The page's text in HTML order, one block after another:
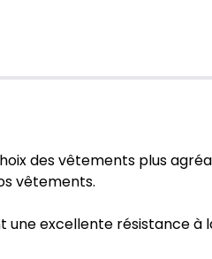
des vêtements plus
vêtements.
excellente résistance à